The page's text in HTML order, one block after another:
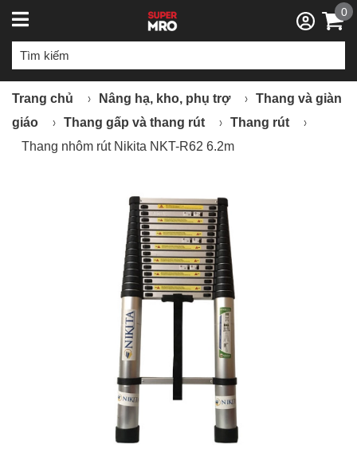
0
Trang chủ Nâng hạ, kho, phụ trợ
Thang và giàn
giáo
Thang gấp và thang rút
Thang rút
Thang nhôm rút Nikita NKT-R62 6.2m